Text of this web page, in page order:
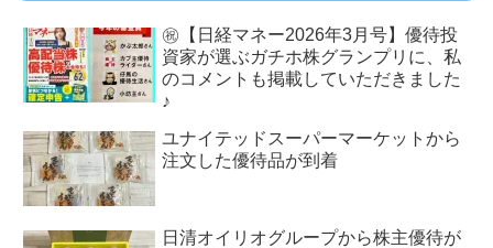
㊗【日経マネー2026年3月号】優待投
資家が選ぶガチホ株グランプリに、私
のコメントも掲載していただきました
♪
ユナイテッドスーパーマーケットから
注文した優待品が到着
日清オイリオグループから株主優待が